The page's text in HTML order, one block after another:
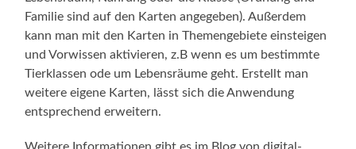
Familie sind auf den Karten angegeben). Außerdem
kann man mit den Karten in Themengebiete einsteigen
und Vorwissen aktivieren, z.B wenn es um bestimmte
Tierklassen ode um Lebensräume geht. Erstellt man
weitere eigene Karten, lässt sich die Anwendung
entsprechend erweitern.